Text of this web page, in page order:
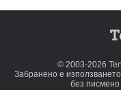
© 2003-2026
Забранено е
без